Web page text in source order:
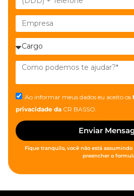
Ao informar meus dados eu aceito os
privacidade da CR BASSO.
Enviar
Fique tranquilo, você não está
preencher o